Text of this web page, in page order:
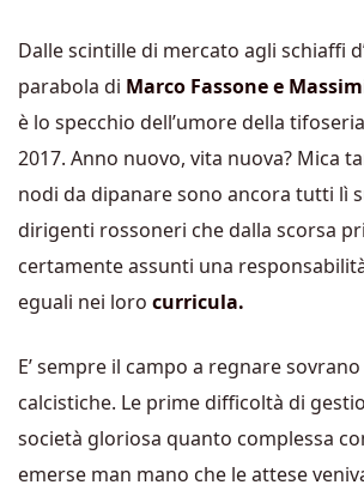
Dalle scintille di mercato agli schiaffi
parabola di Marco Fassone e
è lo specchio dell’umore della
2017. Anno nuovo, vita nuova? Mica
nodi da dipanare sono ancora tutti lì
dirigenti rossoneri che dalla scorsa
certamente assunti una
eguali nei loro curricula.
E’ sempre il campo a regnare
calcistiche. Le prime difficoltà di
società gloriosa quanto complessa
emerse man mano che le attese